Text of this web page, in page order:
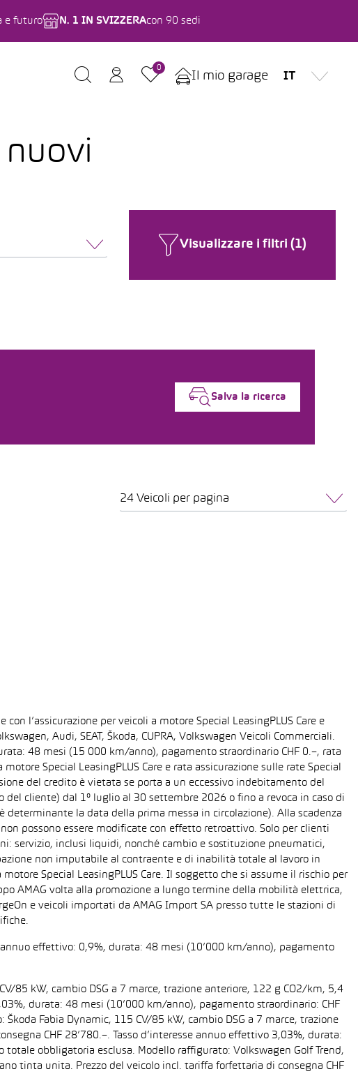
e futuro N. 1 IN SVIZZERAcon 90 sedi
0
Il mio garage IT
nuovi
Visualizzare i filtri (1)
Salva la ricerca
24 Veicoli per pagina
l’assicurazione per veicoli a motore Special LeasingPLUS Care e
Audi, SEAT, Škoda, CUPRA, Volkswagen Veicoli Commerciali.
48 mesi (15 000 km/anno), pagamento straordinario CHF 0.–, rata
Special LeasingPLUS Care e rata assicurazione sulle rate Special
del credito è vietata se porta a un eccessivo indebitamento del
cliente) dal 1° luglio al 30 settembre 2026 o fino a revoca in caso di
la data della prima messa in circolazione). Alla scadenza
possono essere modificate con effetto retroattivo. Solo per clienti
servizio, inclusi liquidi, nonché cambio e sostituzione pneumatici,
non imputabile al contraente e di inabilità totale al lavoro in
Special LeasingPLUS Care. Il soggetto che si assume il rischio per
AMAG volta alla promozione a lungo termine della mobilità elettrica,
e veicoli importati da AMAG Import SA presso tutte le stazioni di
annuo effettivo: 0,9%, durata: 48 mesi (10’000 km/anno), pagamento
85 kW, cambio DSG a 7 marce, trazione anteriore, 122 g CO2/km, 5,4
durata: 48 mesi (10’000 km/anno), pagamento straordinario: CHF
Fabia Dynamic, 115 CV/85 kW, cambio DSG a 7 marce, trazione
CHF 28’780.–. Tasso d’interesse annuo effettivo 3,03%, durata:
obbligatoria esclusa. Modello raffigurato: Volkswagen Golf Trend,
tinta unita. Prezzo del veicolo incl. tariffa forfettaria di consegna CHF